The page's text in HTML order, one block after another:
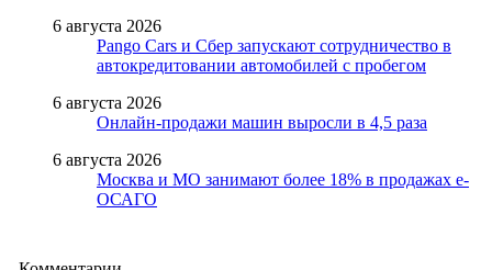
6 августа 2026
Pango Cars и Сбер запускают сотрудничество в
автокредитовании автомобилей с пробегом
6 августа 2026
Онлайн-продажи машин выросли в 4,5 раза
6 августа 2026
Москва и МО занимают более 18% в продажах е-
ОСАГО